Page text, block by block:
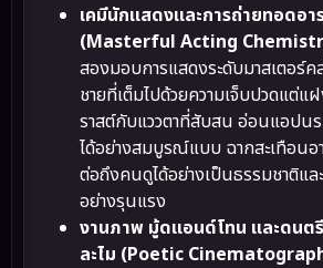
เคมีนักแสดงและการถ่ายทอดอ
(Masterful Acting
สองมอบการแสดงระดับมาสเตอร์ค
ชายที่เต็มไปด้วยความเจ็บปวดแต่
ราสต์กับแววตาที่สับสน อ่อนแอปน
ได้อย่างสมบูรณ์แบบ ฉากสะเทือน
ต่อถึงคนดูได้อย่างเป็นธรรมชาติแ
อย่างรุนแรง
งานภาพ มู้ดแอนด์โทน และดนต
ละไม (Poetic